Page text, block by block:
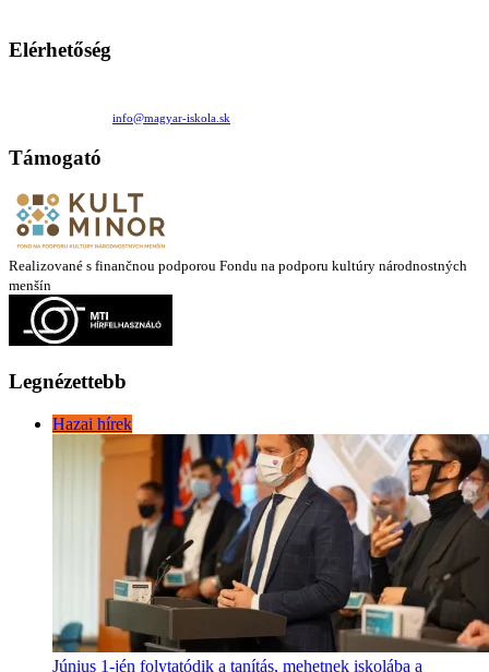
Elérhetőség
info@magyar-iskola.sk
Támogató
Realizované s finančnou podporou Fondu na podporu kultúry národnostných
menšín
Legnézettebb
Hazai hírek
Június 1-jén folytatódik a tanítás, mehetnek iskolába a